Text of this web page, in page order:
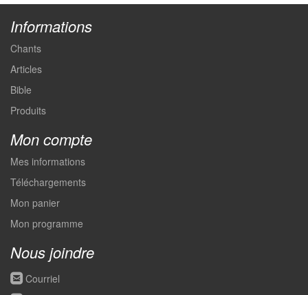
Informations
Chants
Articles
Bible
Produits
Mon compte
Mes informations
Téléchargements
Mon panier
Mon programme
Nous joindre
roundedemail Courriel